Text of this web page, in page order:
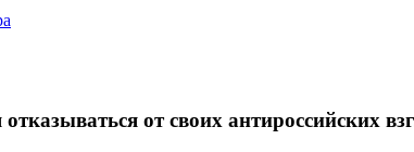
от своих антироссийских